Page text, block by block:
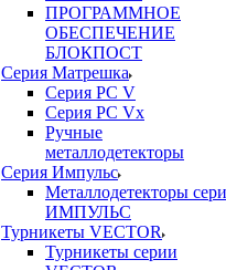
ПРОГРАММНОЕ
ОБЕСПЕЧЕНИЕ
БЛОКПОСТ
Серия Матрешка
Серия PC V
Серия PC Vx
Ручные
металлодетекторы
Серия Импульс
Металлодетекторы
ИМПУЛЬС
Турникеты VECTOR
Турникеты серии